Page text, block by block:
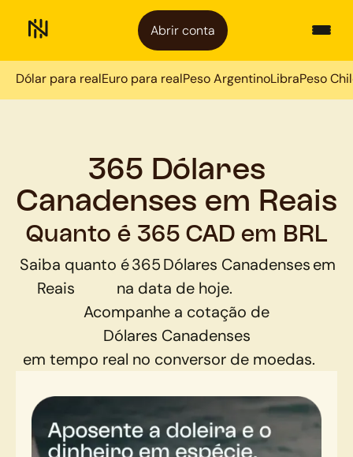
Abrir conta
Dólar para realEuro para realPeso ArgentinoLibraPeso
365 Dólares
Canadenses em Reais
Quanto é 365 CAD em BRL
Saiba quanto é365Dólares Canadensesem
Reais
na data de hoje.
Acompanhe a cotação de
Dólares Canadenses
em tempo real no conversor de moedas.